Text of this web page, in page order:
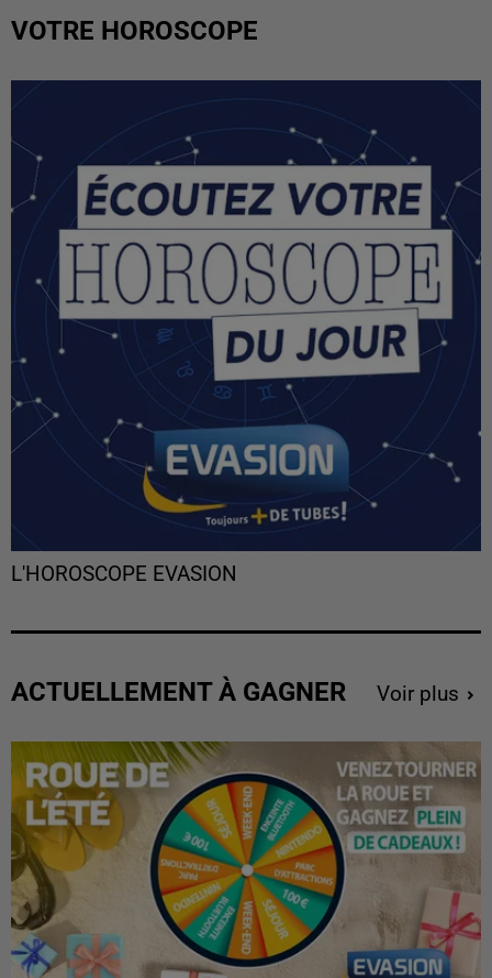
VOTRE HOROSCOPE
L'HOROSCOPE EVASION
ACTUELLEMENT À GAGNER Voir plus